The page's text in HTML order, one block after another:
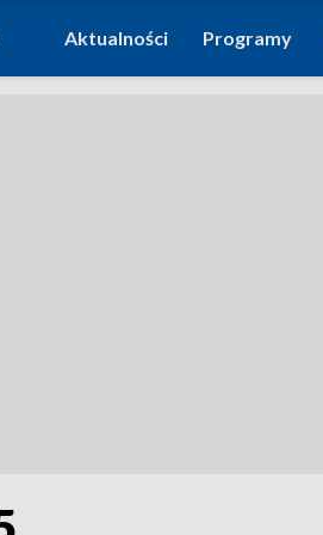
DO
Aktualności Programy